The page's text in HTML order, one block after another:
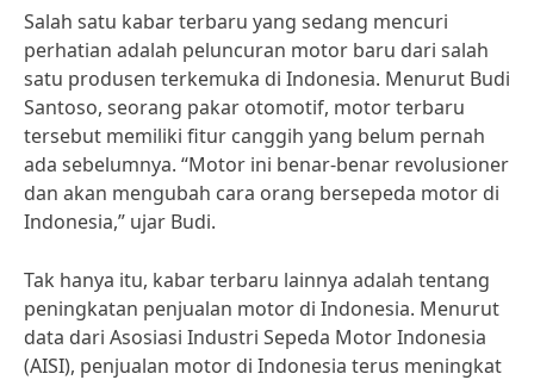
Salah satu kabar terbaru yang sedang mencuri
perhatian adalah peluncuran motor baru dari salah
satu produsen terkemuka di Indonesia. Menurut Budi
Santoso, seorang pakar otomotif, motor terbaru
tersebut memiliki fitur canggih yang belum pernah
ada sebelumnya. “Motor ini benar-benar revolusioner
dan akan mengubah cara orang bersepeda motor di
Indonesia,” ujar Budi.
Tak hanya itu, kabar terbaru lainnya adalah tentang
peningkatan penjualan motor di Indonesia. Menurut
data dari Asosiasi Industri Sepeda Motor Indonesia
(AISI), penjualan motor di Indonesia terus meningkat